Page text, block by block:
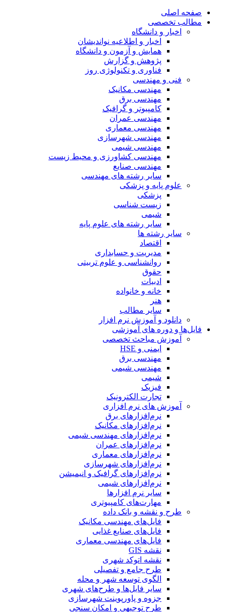
صفحه اصلی
مطالب تخصصی
اخبار و دانشگاه
اخبار و اطلاعیه نواندیشان
همایش و آزمون و دانشگاه
پژوهش و گزارش
فناوری و تکنولوژی روز
فنی و مهندسی
مهندسی مکانیک
مهندسی برق
کامپیوتر و گرافیک
مهندسی عمران
مهندسی معماری
مهندسی شهرسازی
مهندسی شیمی
مهندسی کشاورزی و محیط زیست
مهندسی صنایع
سایر رشته های مهندسی
علوم پایه و پزشکی
پزشکی
زیست شناسی
شیمی
سایر رشته های علوم پایه
سایر رشته ها
اقتصاد
مدیریت و حسابداری
روانشناسی و علوم تربیتی
حقوق
ادبیات
خانه و خانواده
هنر
سایر مطالب
دانلود و آموزش نرم افزار
فایل‌ها و دوره های آموزشی
آموزش مباحث تخصصی
ایمنی و HSE
مهندسی برق
مهندسی شیمی
شیمی
فیزیک
تجارت الکترونیک
آموزش های نرم افزاری
نرم‌افزارهای برق
نرم‌افزارهای مکانیک
نرم‌افزارهای مهندسی شیمی
نرم‌افزارهای عمران
نرم‌افزارهای معماری
نرم‌افزارهای شهرسازی
نرم‌افزارهای گرافیک و انیمیشن
نرم‌افزارهای شیمی
سایر نرم افزارها
مهارت‌های کامپیوتری
طرح و نقشه و بانک داده
فایل‌های مهندسی مکانیک
فایل‌های صنایع غذایی
فایل‌های مهندسی معماری
نقشه GIS
نقشه اتوکد شهری
طرح جامع و تفصیلی
الگوی توسعه شهر و محله
سایر فایل‌ها و طرح‌های شهری
جزوه و پاورپوینت شهرسازی
طرح توجیهی و امکان سنجی